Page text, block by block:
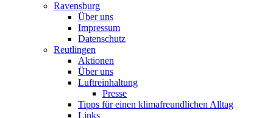
Ravensburg
Über uns
Impressum
Datenschutz
Reutlingen
Aktionen
Über uns
Luftreinhaltung
Presse
Tipps für einen klimafreundlichen Alltag
Links